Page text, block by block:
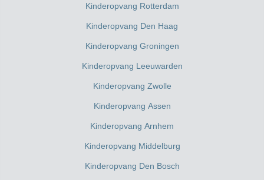
Kinderopvang Rotterdam
Kinderopvang Den Haag
Kinderopvang Groningen
Kinderopvang Leeuwarden
Kinderopvang Zwolle
Kinderopvang Assen
Kinderopvang Arnhem
Kinderopvang Middelburg
Kinderopvang Den Bosch